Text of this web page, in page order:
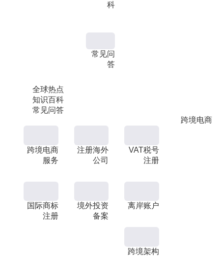
全球热点
知识百科
常见问答
科
常见问
答
跨境电商
跨境电商
服务
注册海外
公司
VAT税号
注册
国际商标
注册
境外投资
备案
离岸账户
跨境架构